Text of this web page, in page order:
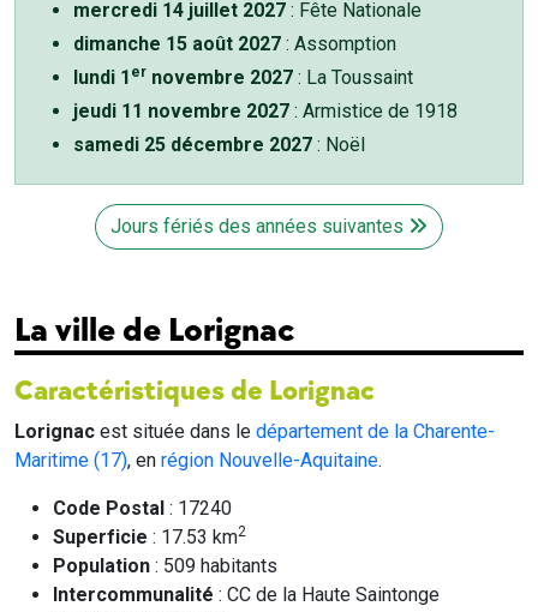
mercredi 14 juillet 2027 : Fête Nationale
dimanche 15 août 2027 : Assomption
lundi 1 er novembre 2027 : La Toussaint
jeudi 11 novembre 2027 : Armistice de 1918
samedi 25 décembre 2027 : Noël
Jours fériés des années suivantes
La ville de Lorignac
Caractéristiques de Lorignac
Lorignac est située dans le département de la Charente-
Maritime (17), en région Nouvelle-Aquitaine.
Code Postal : 17240
Superficie : 17.53 km2
Population : 509 habitants
Intercommunalité : CC de la Haute Saintonge